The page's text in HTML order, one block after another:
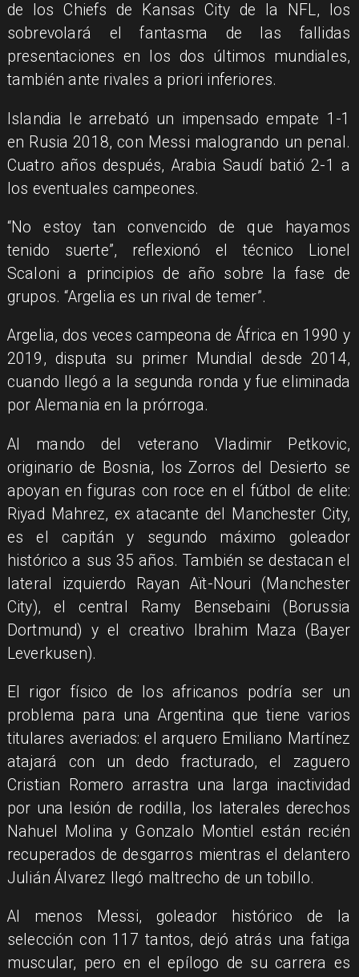
de los Chiefs de Kansas City de la NFL, los
sobrevolará el fantasma de las fallidas
presentaciones en los dos últimos mundiales,
también ante rivales a priori inferiores.
Islandia le arrebató un impensado empate 1-1
en Rusia 2018, con Messi malogrando un penal.
Cuatro años después, Arabia Saudí batió 2-1 a
los eventuales campeones.
“No estoy tan convencido de que hayamos
tenido suerte”, reflexionó el técnico Lionel
Scaloni a principios de año sobre la fase de
grupos. “Argelia es un rival de temer”.
Argelia, dos veces campeona de África en 1990 y
2019, disputa su primer Mundial desde 2014,
cuando llegó a la segunda ronda y fue eliminada
por Alemania en la prórroga.
Al mando del veterano Vladimir Petkovic,
originario de Bosnia, los Zorros del Desierto se
apoyan en figuras con roce en el fútbol de elite:
Riyad Mahrez, ex atacante del Manchester City,
es el capitán y segundo máximo goleador
histórico a sus 35 años. También se destacan el
lateral izquierdo Rayan Aït-Nouri (Manchester
City), el central Ramy Bensebaini (Borussia
Dortmund) y el creativo Ibrahim Maza (Bayer
Leverkusen).
El rigor físico de los africanos podría ser un
problema para una Argentina que tiene varios
titulares averiados: el arquero Emiliano Martínez
atajará con un dedo fracturado, el zaguero
Cristian Romero arrastra una larga inactividad
por una lesión de rodilla, los laterales derechos
Nahuel Molina y Gonzalo Montiel están recién
recuperados de desgarros mientras el delantero
Julián Álvarez llegó maltrecho de un tobillo.
Al menos Messi, goleador histórico de la
selección con 117 tantos, dejó atrás una fatiga
muscular, pero en el epílogo de su carrera es